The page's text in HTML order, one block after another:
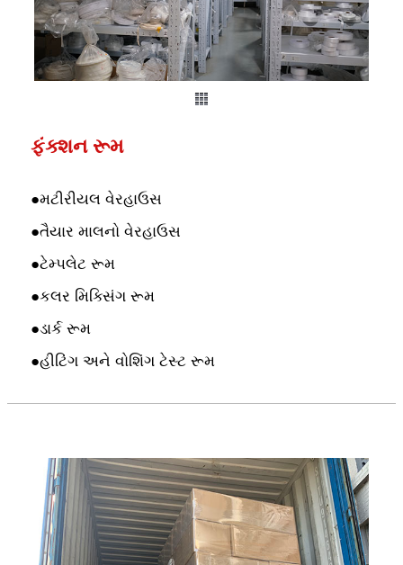
ફંક્શન રૂમ
●મટીરીયલ વેરહાઉસ
●તૈયાર માલનો વેરહાઉસ
●ટેમ્પલેટ રૂમ
●કલર મિક્સિંગ રૂમ
●ડાર્ક રૂમ
●હીટિંગ અને વોશિંગ ટેસ્ટ રૂમ